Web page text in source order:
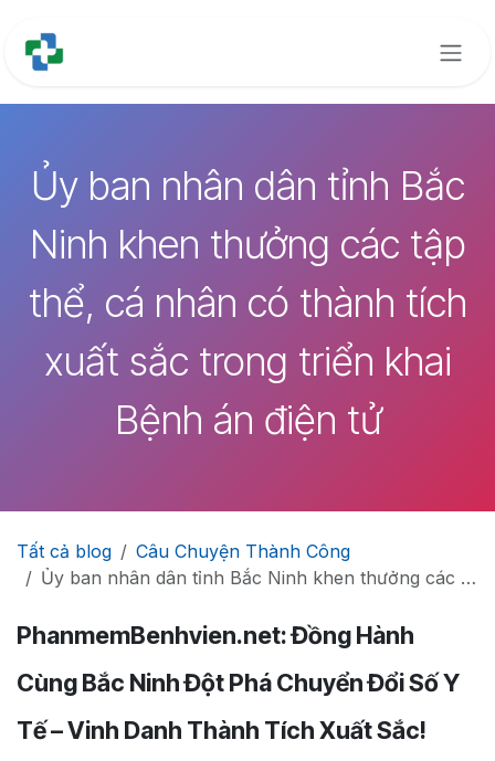
Ủy ban nhân dân tỉnh Bắc
Ninh khen thưởng các tập
thể, cá nhân có thành tích
xuất sắc trong triển khai
Bệnh án điện tử
Tất cả blog
Câu Chuyện Thành Công
Ủy ban nhân dân tỉnh Bắc Ninh khen thưởng các tập thể, cá nhân có thành tích xuất sắc trong triển khai Bệnh án điện tử
PhanmemBenhvien.net: Đồng Hành
Cùng Bắc Ninh Đột Phá Chuyển Đổi Số Y
Tế – Vinh Danh Thành Tích Xuất Sắc!